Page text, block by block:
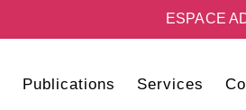
ESPACE
Publications Services